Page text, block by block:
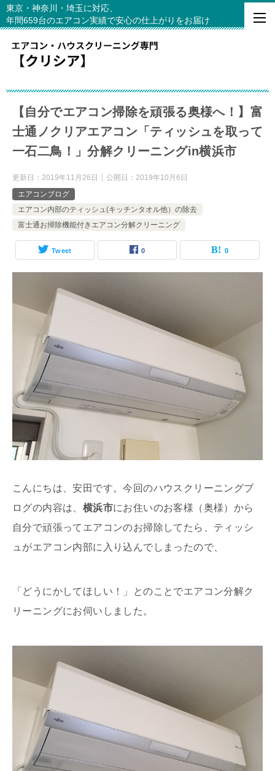
東京・神奈川・埼玉に対応、
年間659台のエアコン実績で安心の仕上がりをお届け
【自分でエアコン掃除を頑張る奥様へ！】富
士通ノクリアエアコン「ティッシュを取って
一石二鳥！」分解クリーニングin横浜市
更新日： 2019年11月26日 公開日： 2019年10月6日
エアコンブログ
エアコン内部のティッシュ(キッチンタオル他）の除去
富士通お掃除機能付きエアコン分解クリーニング
Tweet 0 0
こんにちは、安田です。今回のハウスクリーニングブ
ログの内容は、 横浜市にお住いのお客様（奥様）から
自分で頑張ってエアコンのお掃除してたら、ティッシ
ュがエアコン内部に入り込んでしまったので、
「どうにかしてほしい！」とのことでエアコン分解ク
リーニングにお伺いしました。